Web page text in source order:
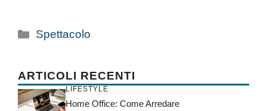
Categorie
Spettacolo
ARTICOLI RECENTI
LIFESTYLE
Home Office: Come Arredare